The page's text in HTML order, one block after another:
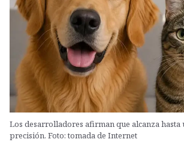
Los desarrolladores afirman que alcanza hasta
precisión. Foto: tomada de Internet